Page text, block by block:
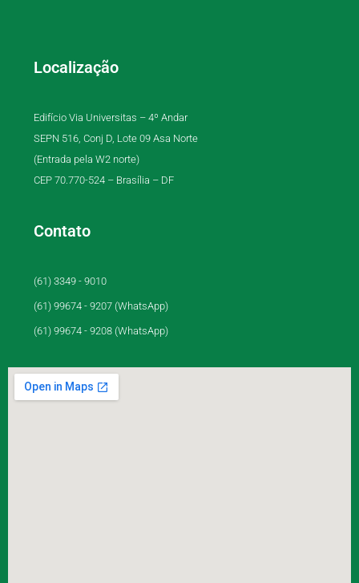
Localização
Edifício Via Universitas – 4º Andar
SEPN 516, Conj D, Lote 09 Asa Norte
(Entrada pela W2 norte)
CEP 70.770-524 – Brasília – DF
Contato
(61) 3349 - 9010
(61) 99674 - 9207 (WhatsApp)
(61) 99674 - 9208 (WhatsApp)